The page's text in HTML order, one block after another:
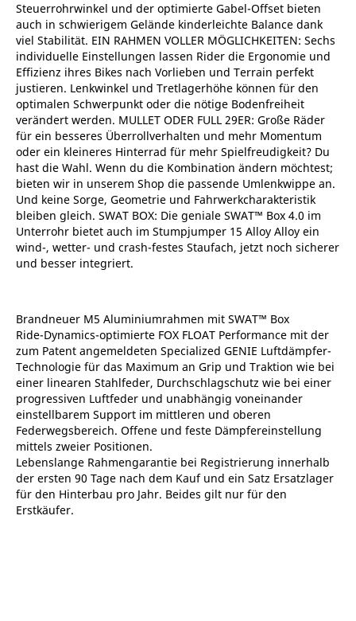
Steuerrohrwinkel und der optimierte Gabel-Offset bieten
auch in schwierigem Gelände kinderleichte Balance dank
viel Stabilität. EIN RAHMEN VOLLER MÖGLICHKEITEN: Sechs
individuelle Einstellungen lassen Rider die Ergonomie und
Effizienz ihres Bikes nach Vorlieben und Terrain perfekt
justieren. Lenkwinkel und Tretlagerhöhe können für den
optimalen Schwerpunkt oder die nötige Bodenfreiheit
verändert werden. MULLET ODER FULL 29ER: Große Räder
für ein besseres Überrollverhalten und mehr Momentum
oder ein kleineres Hinterrad für mehr Spielfreudigkeit? Du
hast die Wahl. Wenn du die Kombination ändern möchtest;
bieten wir in unserem Shop die passende Umlenkwippe an.
Und keine Sorge, Geometrie und Fahrwerkcharakteristik
bleiben gleich. SWAT BOX: Die geniale SWAT™ Box 4.0 im
Unterrohr bietet auch im Stumpjumper 15 Alloy Alloy ein
wind-, wetter- und crash-festes Staufach, jetzt noch sicherer
und besser integriert.
Brandneuer M5 Aluminiumrahmen mit SWAT™ Box
Ride-Dynamics-optimierte FOX FLOAT Performance mit der
zum Patent angemeldeten Specialized GENIE Luftdämpfer-
Technologie für das Maximum an Grip und Traktion wie bei
einer linearen Stahlfeder, Durchschlagschutz wie bei einer
progressiven Luftfeder und unabhängig voneinander
einstellbarem Support im mittleren und oberen
Federwegsbereich. Offene und feste Dämpfereinstellung
mittels zweier Positionen.
Lebenslange Rahmengarantie bei Registrierung innerhalb
der ersten 90 Tage nach dem Kauf und ein Satz Ersatzlager
für den Hinterbau pro Jahr. Beides gilt nur für den
Erstkäufer.